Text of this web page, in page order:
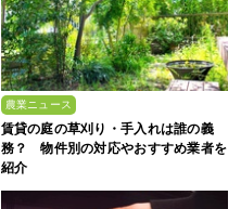
農業ニュース
賃貸の庭の草刈り・手入れは誰の義
務？ 物件別の対応やおすすめ業者を
紹介